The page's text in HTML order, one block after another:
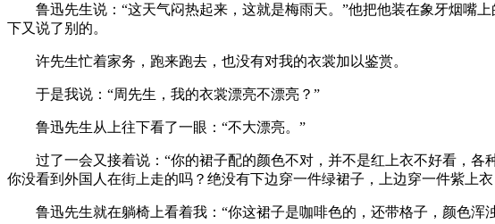
鲁迅先生说：“这天气闷热起来，这就是梅雨天。”他把他装在象牙烟嘴上
下又说了别的。
许先生忙着家务，跑来跑去，也没有对我的衣裳加以鉴赏。
于是我说：“周先生，我的衣裳漂亮不漂亮？”
鲁迅先生从上往下看了一眼：“不大漂亮。”
过了一会又接着说：“你的裙子配的颜色不对，并不是红上衣不好看，各
你没看到外国人在街上走的吗？绝没有下边穿一件绿裙子，上边穿一件紫
鲁迅先生就在躺椅上看着我：“你这裙子是咖啡色的，还带格子，颜色浑